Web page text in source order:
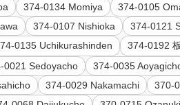
374-0134 Momiya 374-0105
374-0107 Nishioka 374-0121
0135 Uchikurashinden 374-0192
0021 Sedoyacho 374-0035
374-0029 Nakamachi 370-